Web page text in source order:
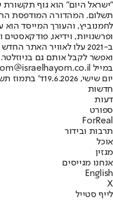
"ישראל היום" הוא גוף תקשורת
ופרשנויות, וידיאו,
ב-2021 עלו לאוויר
ואפשר לקבל אותם גם
במייל hayom@israelhayom.co.il.
יום שישי, 19.6.2026
ד' בתמוז
חדשות
דעות
ספורט
ForReal
תרבות ובידור
אוכל
מגזין
אנחנו מגייסים
English
X
לייף סטייל